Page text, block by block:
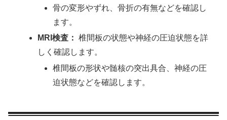
骨の変形やずれ、骨折の有無などを確認し
ます。
MRI検査： 椎間板の状態や神経の圧迫状態を詳
しく確認します。
椎間板の形状や髄核の突出具合、神経の圧
迫状態などを確認します。